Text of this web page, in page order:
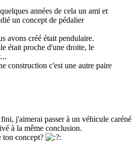
années de cela un ami et
un concept de pédalier
avons créé était pendulaire.
était proche d'une droite, le
construction c'est une autre paire
j'aimerai passer à un véhicule caréné
à la même conclusion.
ton concept?